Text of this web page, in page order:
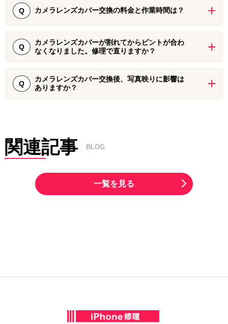
Q カメラレンズカバー交換の料金と作業時間は？
に対応しております。料金と作業時間は端末のシリーズや修理内容
によって異なります。
料金目安：5,000～9,000円程度
作業時間：約30分ほど
Q
カメラレンズカバーが割れてからピントが合わ
なくなりました。修理で直りますか？
影響が出ることがありますが、ほとんどの場合はカメラレンズの交
換で改善します。 もし交換後もピントが合わない場合は、アウトカ
Q
カメラレンズカバー交換後、写真映りに影響は
ありますか？
す。 交換後の動作確認も行っておりますので、安心してご利用いた
だけます。
関連記事 BLOG
一覧を見る